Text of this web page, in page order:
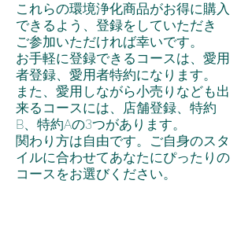
これらの環境浄化商品がお得に購入
できるよう、登録をしていただき
ご参加いただければ幸いです。
お手軽に登録できるコースは、愛用
者登録、愛用者特約になります。
また、愛用しながら小売りなども出
来るコースには、店舗登録、特約
B、特約Aの3つがあります。
関わり方は自由です。ご自身のスタ
イルに合わせてあなたにぴったりの
コースをお選びください。